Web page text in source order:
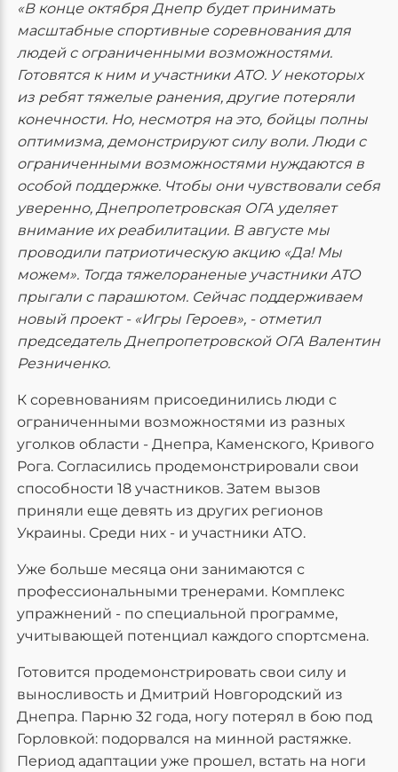
«В конце октября Днепр будет принимать
масштабные спортивные соревнования для
людей с ограниченными возможностями.
Готовятся к ним и участники АТО. У некоторых
из ребят тяжелые ранения, другие потеряли
конечности. Но, несмотря на это, бойцы полны
оптимизма, демонстрируют силу воли. Люди с
ограниченными возможностями нуждаются в
особой поддержке. Чтобы они чувствовали себя
уверенно, Днепропетровская ОГА уделяет
внимание их реабилитации. В августе мы
проводили патриотическую акцию «Да! Мы
можем». Тогда тяжелораненые участники АТО
прыгали с парашютом. Сейчас поддерживаем
новый проект - «Игры Героев», - отметил
председатель Днепропетровской ОГА Валентин
Резниченко.
К соревнованиям присоединились люди с
ограниченными возможностями из разных
уголков области - Днепра, Каменского, Кривого
Рога. Согласились продемонстрировали свои
способности 18 участников. Затем вызов
приняли еще девять из других регионов
Украины. Среди них - и участники АТО.
Уже больше месяца они занимаются с
профессиональными тренерами. Комплекс
упражнений - по специальной программе,
учитывающей потенциал каждого спортсмена.
Готовится продемонстрировать свои силу и
выносливость и Дмитрий Новгородский из
Днепра. Парню 32 года, ногу потерял в бою под
Горловкой: подорвался на минной растяжке.
Период адаптации уже прошел, встать на ноги